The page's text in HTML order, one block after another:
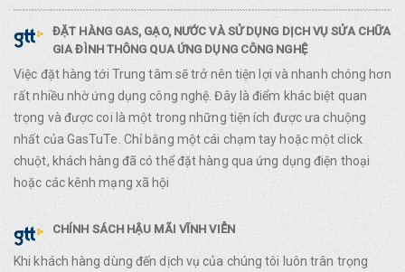
ĐẶT HÀNG GAS, GẠO, NƯỚC VÀ SỬ DỤNG DỊCH VỤ SỬA CHỮA
GIA ĐÌNH THÔNG QUA ỨNG DỤNG CÔNG NGHỆ
Việc đặt hàng tới Trung tâm sẽ trở nên tiện lợi và nhanh chóng hơn
rất nhiều nhờ ứng dụng công nghệ. Đây là điểm khác biệt quan
trọng và được coi là một trong những tiện ích được ưa chuộng
nhất của GasTuTe. Chỉ bằng một cái chạm tay hoặc một click
chuột, khách hàng đã có thể đặt hàng qua ứng dụng điện thoại
hoặc các kênh mạng xã hội
CHÍNH SÁCH HẬU MÃI VĨNH VIỄN
Khi khách hàng dùng đến dịch vụ của chúng tôi luôn trân trọng